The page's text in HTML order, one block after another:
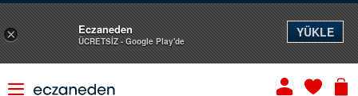
× Eczaneden
ÜCRETSİZ - Google Play'de
YÜKLE